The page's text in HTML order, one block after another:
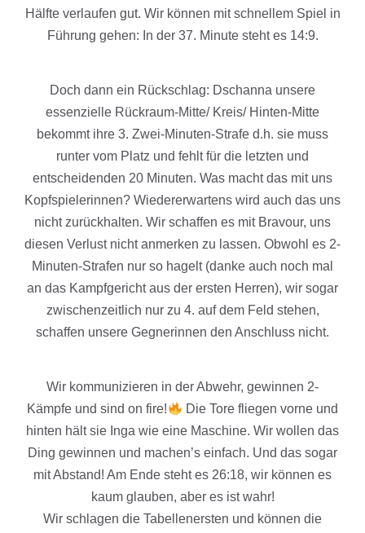
Hälfte verlaufen gut. Wir können mit schnellem Spiel in
Führung gehen: In der 37. Minute steht es 14:9.
Doch dann ein Rückschlag: Dschanna unsere
essenzielle Rückraum-Mitte/ Kreis/ Hinten-Mitte
bekommt ihre 3. Zwei-Minuten-Strafe d.h. sie muss
runter vom Platz und fehlt für die letzten und
entscheidenden 20 Minuten. Was macht das mit uns
Kopfspielerinnen? Wiedererwartens wird auch das uns
nicht zurückhalten. Wir schaffen es mit Bravour, uns
diesen Verlust nicht anmerken zu lassen. Obwohl es 2-
Minuten-Strafen nur so hagelt (danke auch noch mal
an das Kampfgericht aus der ersten Herren), wir sogar
zwischenzeitlich nur zu 4. auf dem Feld stehen,
schaffen unsere Gegnerinnen den Anschluss nicht.
Wir kommunizieren in der Abwehr, gewinnen 2-
Kämpfe und sind on fire!
Die Tore fliegen vorne und
hinten hält sie Inga wie eine Maschine. Wir wollen das
Ding gewinnen und machen’s einfach. Und das sogar
mit Abstand! Am Ende steht es 26:18, wir können es
kaum glauben, aber es ist wahr!
Wir schlagen die Tabellenersten und können die